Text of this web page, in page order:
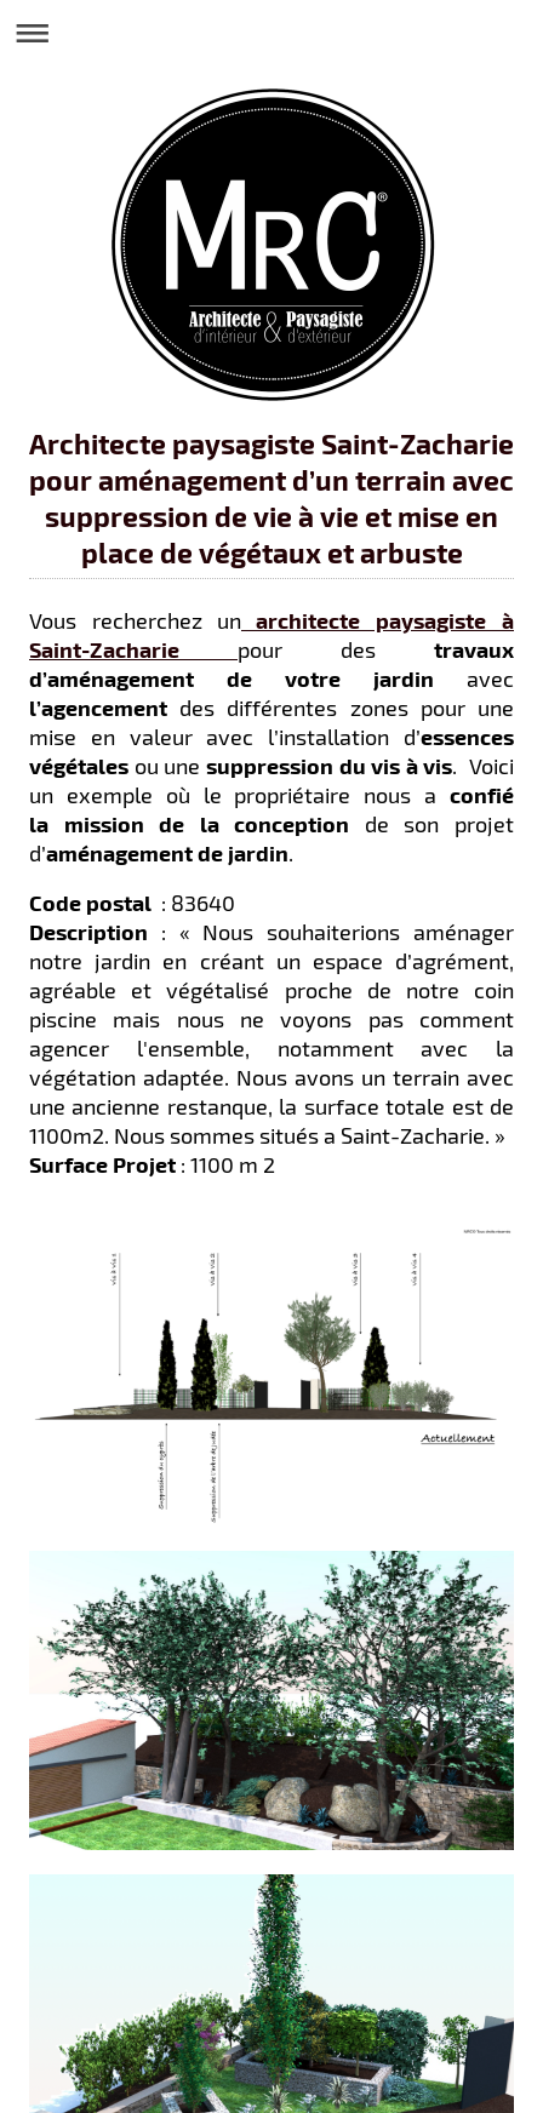
Architecte paysagiste Saint-Zacharie
pour aménagement d’un terrain avec
suppression de vie à vie et mise en
place de végétaux et arbuste
Vous recherchez un architecte paysagiste à
Saint-Zacharie pour des travaux
d’aménagement de votre jardin avec
l’agencement des différentes zones pour une
mise en valeur avec l’installation d’essences
végétales ou une suppression du vis à vis. Voici
un exemple où le propriétaire nous a confié
la mission de la conception de son projet
d’aménagement de jardin.
Code postal : 83640
Description : « Nous souhaiterions aménager
notre jardin en créant un espace d’agrément,
agréable et végétalisé proche de notre coin
piscine mais nous ne voyons pas comment
agencer l'ensemble, notamment avec la
végétation adaptée. Nous avons un terrain avec
une ancienne restanque, la surface totale est de
1100m2. Nous sommes situés a Saint-Zacharie. »
Surface Projet : 1100 m 2